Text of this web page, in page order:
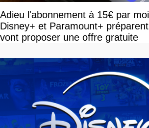
Adieu l'abonnement à 15€ par
Disney+ et Paramount+
vont proposer une offre gratuite